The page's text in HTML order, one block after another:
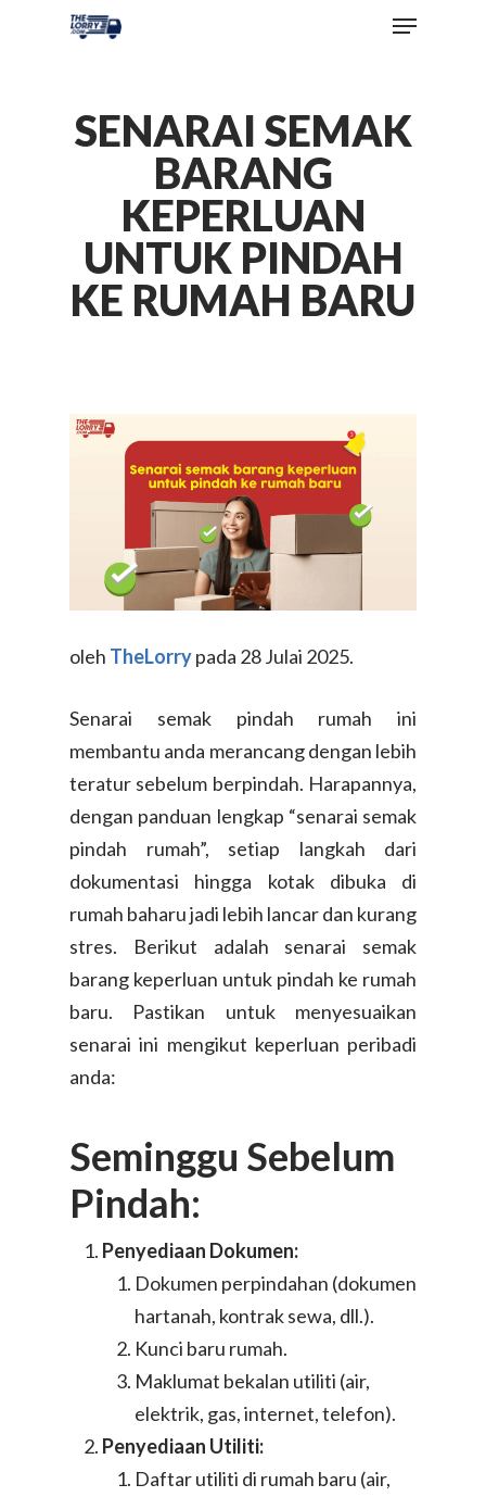
SENARAI SEMAK
BARANG
KEPERLUAN
UNTUK PINDAH
KE RUMAH BARU
oleh TheLorrypada 28 Julai 2025.
Senarai semak pindah rumah ini
membantu anda merancang dengan lebih
teratur sebelum berpindah. Harapannya,
dengan panduan lengkap “senarai semak
pindah rumah”, setiap langkah dari
dokumentasi hingga kotak dibuka di
rumah baharu jadi lebih lancar dan kurang
stres. Berikut adalah senarai semak
barang keperluan untuk pindah ke rumah
baru. Pastikan untuk menyesuaikan
senarai ini mengikut keperluan peribadi
anda:
Seminggu Sebelum
Pindah:
Penyediaan Dokumen:
Dokumen perpindahan (dokumen
hartanah, kontrak sewa, dll.).
Kunci baru rumah.
Maklumat bekalan utiliti (air,
elektrik, gas, internet, telefon).
Penyediaan Utiliti:
Daftar utiliti di rumah baru (air,